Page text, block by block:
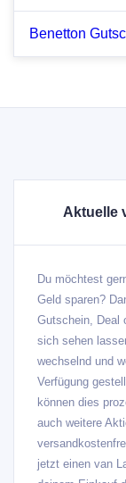
Geld sparen?
Gutschein,
sich sehen
Verfügung
können dies
auch weitere
jetzt einen van
deinem Einkauf